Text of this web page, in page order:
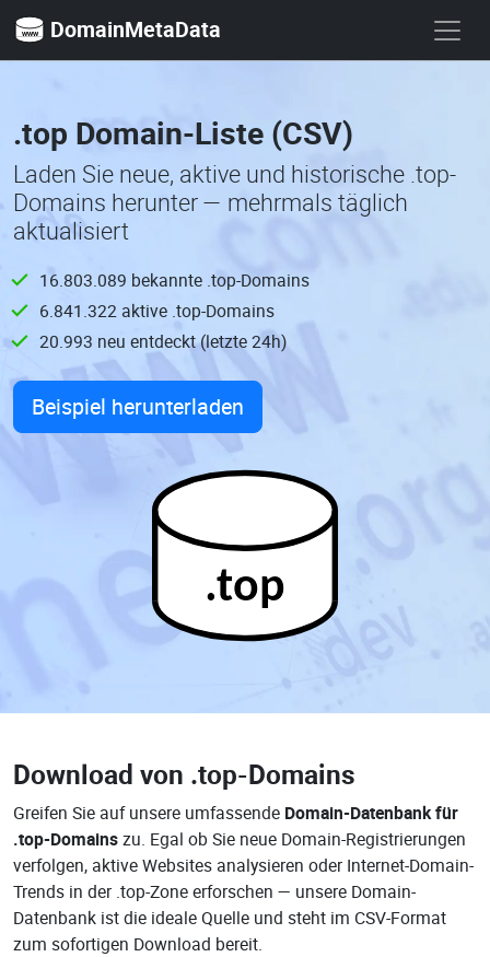
DomainMetaData
.top Domain-Liste (CSV)
Laden Sie neue, aktive und historische .top-
Domains herunter — mehrmals täglich
aktualisiert
16.803.089 bekannte .top-Domains
6.841.322 aktive .top-Domains
20.993 neu entdeckt (letzte 24h)
Beispiel herunterladen
.top
Download von .top-Domains
Greifen Sie auf unsere umfassende Domain-Datenbank für
.top-Domainszu. Egal ob Sie neue Domain-Registrierungen
verfolgen, aktive Websites analysieren oder Internet-Domain-
Trends in der .top-Zone erforschen — unsere Domain-
Datenbank ist die ideale Quelle und steht im CSV-Format
zum sofortigen Download bereit.